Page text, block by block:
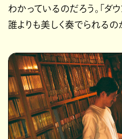
わかっているのだろう。「ダ
誰よりも美しく奏でられるの